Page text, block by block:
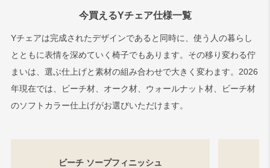
今買えるYチェア仕様一覧
Yチェアは完成されたデザインであると同時に、使う人の暮らし
とともに表情を深めていく椅子でもあります。その移り変わる佇
まいは、選ぶ仕上げと素材の組み合わせで大きく変わます。2026
年現在では、ビーチ材、オーク材、ウォールナット材、ビーチ材
のソフトカラー仕上げがお選びいただけます。
ビーチ ソープフィニッシュ